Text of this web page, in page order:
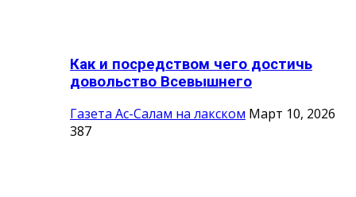
Как и посредством чего достичь
довольство Всевышнего
Газета Ас-Салам на лакском Март 10, 2026
387